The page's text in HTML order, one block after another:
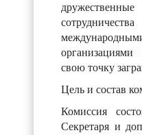
свою точку
Цель и состав
Комиссия
Секретаря и